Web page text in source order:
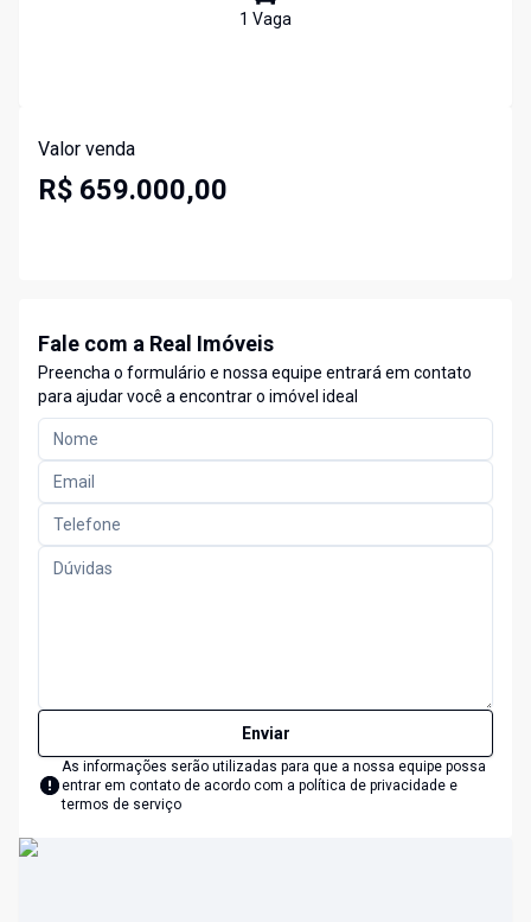
1 Vaga
Valor venda
R$ 659.000,00
Fale com a Real Imóveis
Preencha o formulário e nossa equipe entrará em contato
para ajudar você a encontrar o imóvel ideal
Enviar
As informações serão utilizadas para que a nossa equipe possa
entrar em contato de acordo com a política de privacidade e
termos de serviço